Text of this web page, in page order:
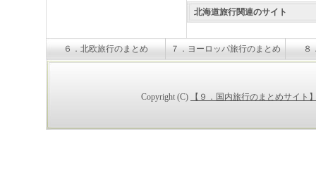
北海道旅行関連のサイト
６．北欧旅行のまとめ ７．ヨーロッパ旅行のまとめ ８
Copyright (C) 【９．国内旅行のまとめサイ